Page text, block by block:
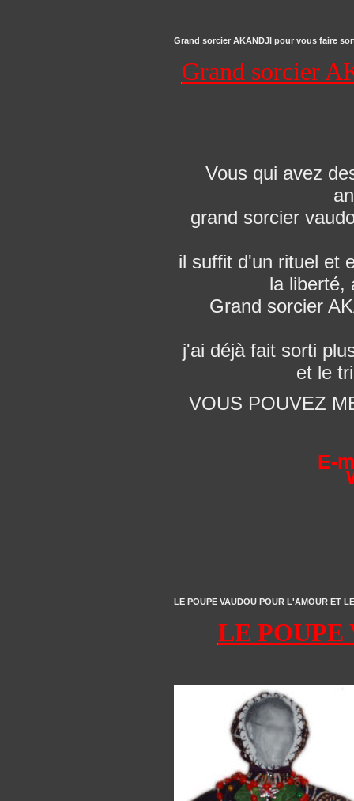
Grand sorcier AKANDJI pour vous faire
Grand sorcier
Vous qui avez
grand sorcier
il suffit d'un rituel et
la liberté,
Grand sorcier
j'ai déjà fait sorti
et le
VOUS POUVEZ
E-
LE POUPE VAUDOU POUR L'AMOUR ET
LE POUPE